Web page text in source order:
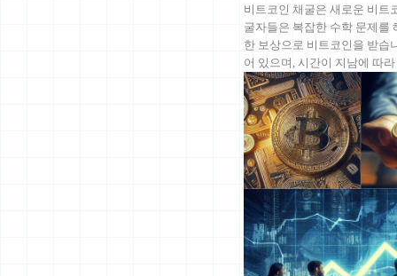
비트코인 채굴은 새로운 비트
굴자들은 복잡한 수학 문제를
한 보상으로 비트코인을 받습
어 있으며, 시간이 지남에 따